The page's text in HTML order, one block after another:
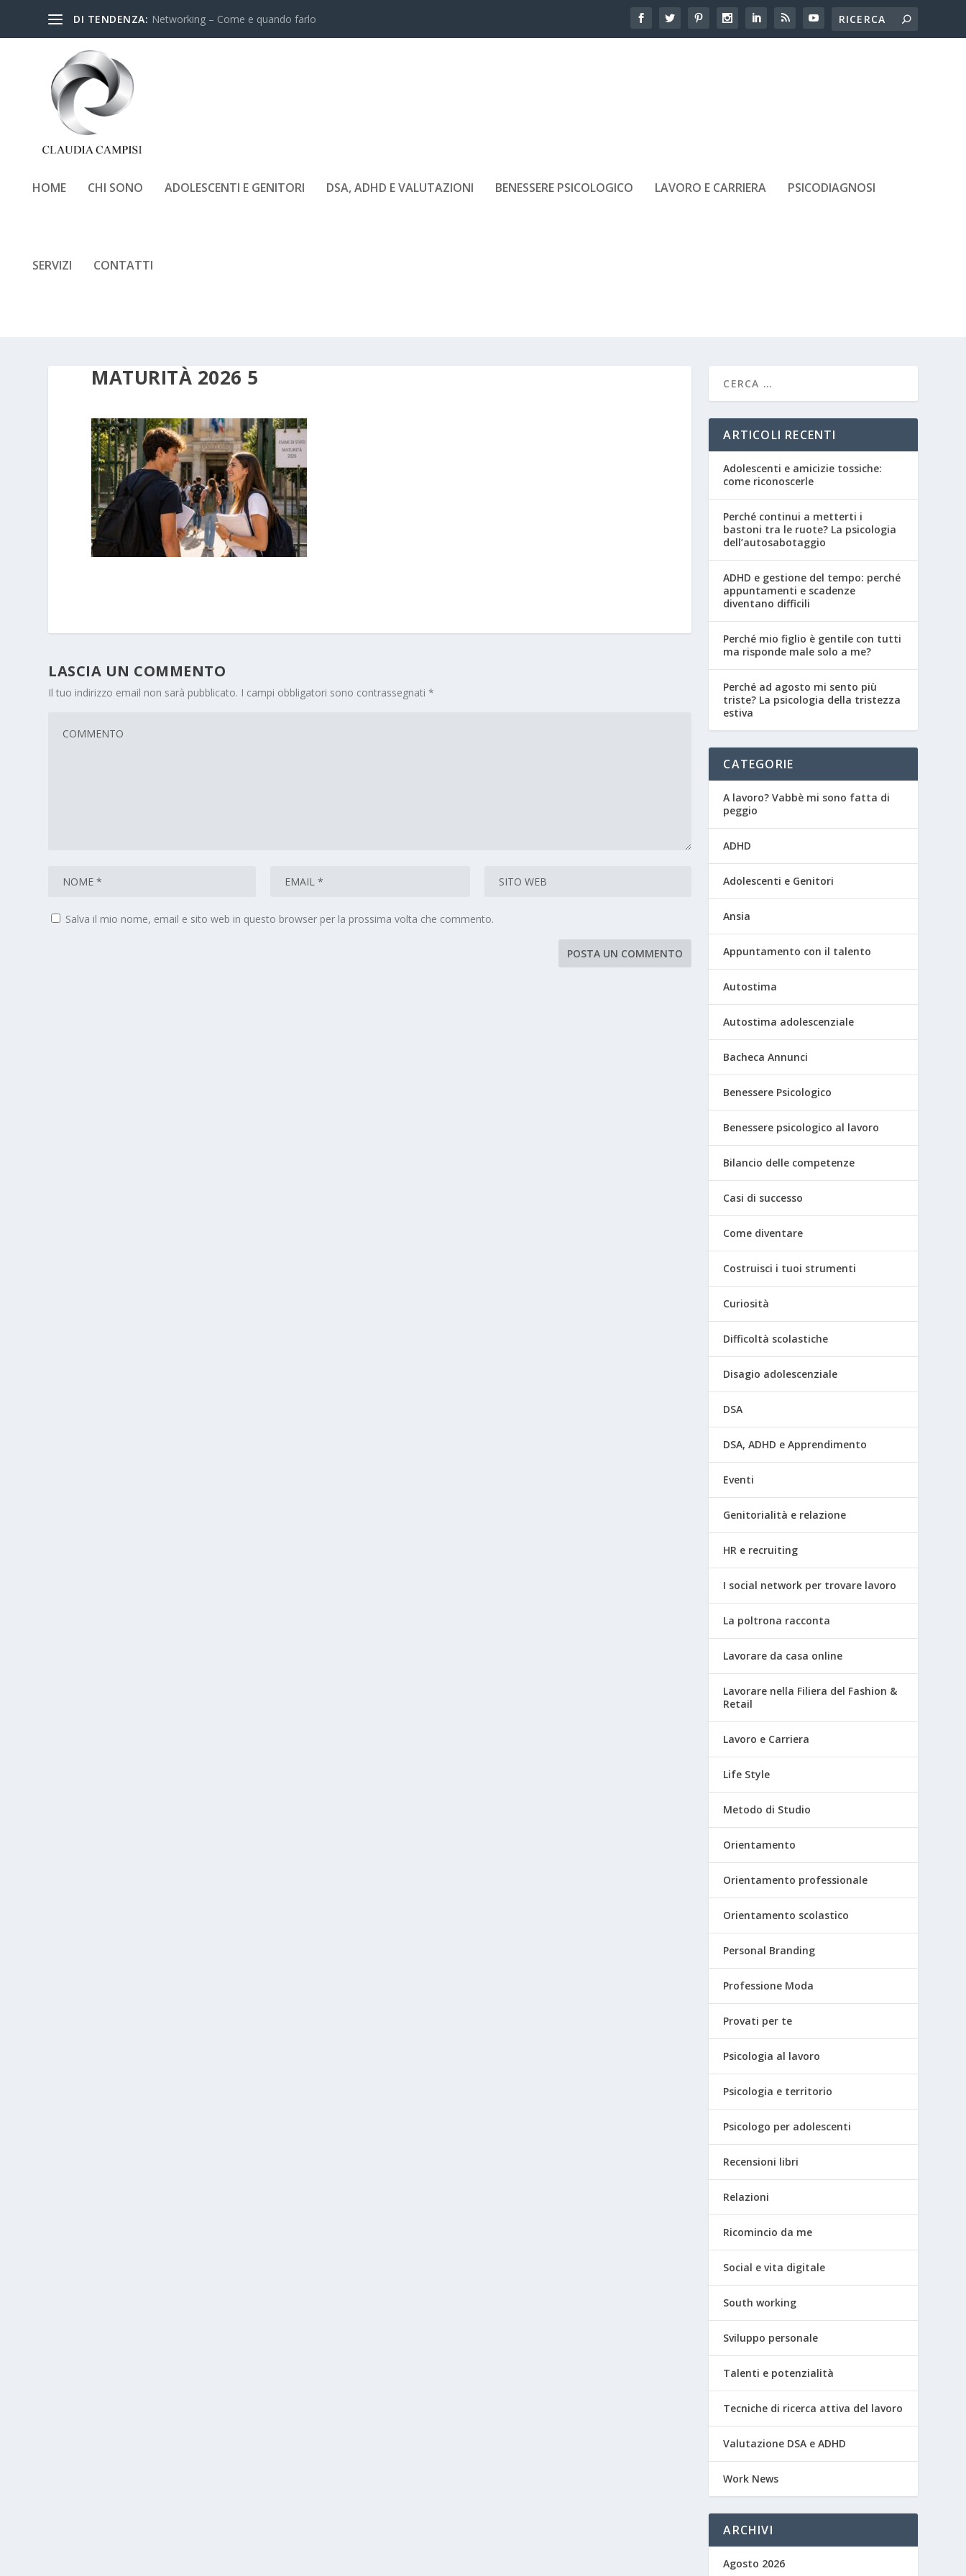
DI TENDENZA: Networking – Come e quando farlo
HOME CHI SONO ADOLESCENTI E GENITORI DSA, ADHD E VALUTAZIONI BENESSERE PSICOLOGICO LAVORO E CARRIERA PSICODIAGNOSI
SERVIZI CONTATTI
MATURITÀ 2026 5
LASCIA UN COMMENTO
Il tuo indirizzo email non sarà pubblicato. I campi obbligatori sono contrassegnati*
Salva il mio nome, email e sito web in questo browser per la prossima volta che commento.
ARTICOLI RECENTI
Adolescenti e amicizie tossiche:
come riconoscerle
Perché continui a metterti i
bastoni tra le ruote? La psicologia
dell’autosabotaggio
ADHD e gestione del tempo: perché
appuntamenti e scadenze
diventano difficili
Perché mio figlio è gentile con tutti
ma risponde male solo a me?
Perché ad agosto mi sento più
triste? La psicologia della tristezza
estiva
CATEGORIE
A lavoro? Vabbè mi sono fatta di
peggio
ADHD
Adolescenti e Genitori
Ansia
Appuntamento con il talento
Autostima
Autostima adolescenziale
Bacheca Annunci
Benessere Psicologico
Benessere psicologico al lavoro
Bilancio delle competenze
Casi di successo
Come diventare
Costruisci i tuoi strumenti
Curiosità
Difficoltà scolastiche
Disagio adolescenziale
DSA
DSA, ADHD e Apprendimento
Eventi
Genitorialità e relazione
HR e recruiting
I social network per trovare lavoro
La poltrona racconta
Lavorare da casa online
Lavorare nella Filiera del Fashion &
Retail
Lavoro e Carriera
Life Style
Metodo di Studio
Orientamento
Orientamento professionale
Orientamento scolastico
Personal Branding
Professione Moda
Provati per te
Psicologia al lavoro
Psicologia e territorio
Psicologo per adolescenti
Recensioni libri
Relazioni
Ricomincio da me
Social e vita digitale
South working
Sviluppo personale
Talenti e potenzialità
Tecniche di ricerca attiva del lavoro
Valutazione DSA e ADHD
Work News
ARCHIVI
Agosto 2026